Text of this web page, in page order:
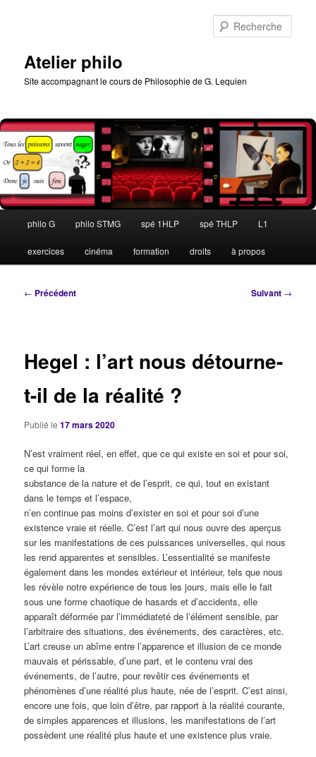
Atelier philo
Site accompagnant le cours de Philosophie de G. Lequien
principal
philo G philo STMG spé 1HLP spé THLP L1
exercices cinéma formation droits à propos
Navigation
← Précédent Suivant →
Hegel : l’art nous détourne-
t-il de la réalité ?
Publié le17 mars 2020
N’est vraiment réel, en effet, que ce qui existe en soi et pour soi,
ce qui forme la
substance de la nature et de l’esprit, ce qui, tout en existant
dans le temps et l’espace,
n’en continue pas moins d’exister en soi et pour soi d’une
existence vraie et réelle.C’est l’art qui nous ouvre des aperçus
sur les manifestations de ces puissances universelles, qui nous
les rend apparentes et sensibles. L’essentialité se manifeste
également dans les mondes extérieur et intérieur, tels que nous
les révèle notre expérience de tous les jours, mais elle le fait
sous une forme chaotique de hasards et d’accidents, elle
apparaît déformée par l’immédiateté de l’élément sensible, par
l’arbitraire des situations, des événements, des caractères, etc.
L’art creuse un abîme entre l’apparence et illusion de ce monde
mauvais et périssable, d’une part, et le contenu vrai des
événements, de l’autre, pour revêtir ces événements et
phénomènes d’une réalité plus haute, née de l’esprit. C’est ainsi,
encore une fois, que loin d’être, par rapport à la réalité courante,
de simples apparences et illusions, les manifestations de l’art
possèdent une réalité plus haute et une existence plus vraie.